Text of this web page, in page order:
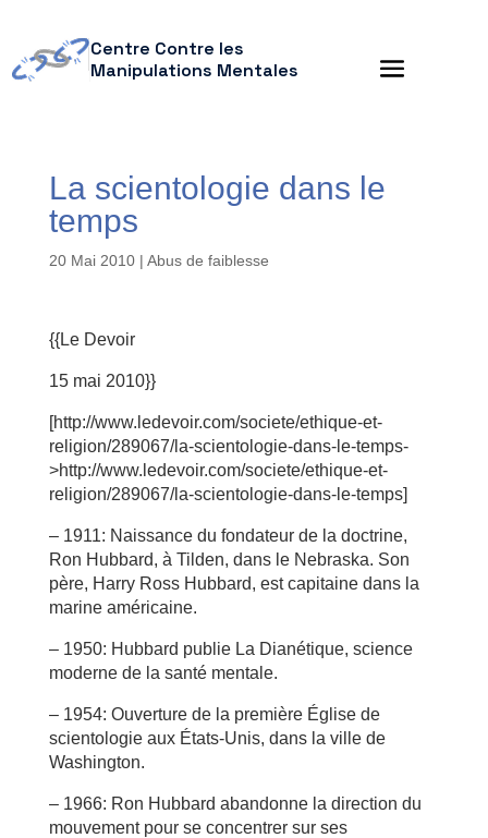
Centre Contre les
Manipulations Mentales
La scientologie dans le
temps
20 Mai 2010| Abus de faiblesse
{{Le Devoir
15 mai 2010}}
[http://www.ledevoir.com/societe/ethique-et-
religion/289067/la-scientologie-dans-le-temps-
>http://www.ledevoir.com/societe/ethique-et-
religion/289067/la-scientologie-dans-le-temps]
– 1911: Naissance du fondateur de la doctrine,
Ron Hubbard, à Tilden, dans le Nebraska. Son
père, Harry Ross Hubbard, est capitaine dans la
marine américaine.
– 1950: Hubbard publie La Dianétique, science
moderne de la santé mentale.
– 1954: Ouverture de la première Église de
scientologie aux États-Unis, dans la ville de
Washington.
– 1966: Ron Hubbard abandonne la direction du
mouvement pour se concentrer sur ses